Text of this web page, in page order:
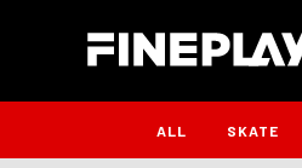
ALL SKATE